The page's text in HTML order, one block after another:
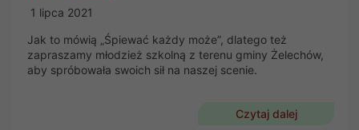
1 lipca 2021
Jak to mówią „Śpiewać każdy może”, dlatego też
zapraszamy młodzież szkolną z terenu gminy Żelechów,
aby spróbowała swoich sił na naszej scenie.
Czytaj dalej